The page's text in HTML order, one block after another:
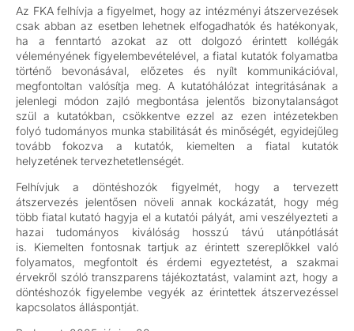
Az FKA felhívja a figyelmet, hogy az intézményi átszervezések
csak abban az esetben lehetnek elfogadhatók és hatékonyak,
ha a fenntartó azokat az ott dolgozó érintett kollégák
véleményének figyelembevételével, a fiatal kutatók folyamatba
történő bevonásával, előzetes és nyílt kommunikációval,
megfontoltan valósítja meg. A kutatóhálózat integritásának a
jelenlegi módon zajló megbontása jelentős bizonytalanságot
szül a kutatókban, csökkentve ezzel az ezen intézetekben
folyó tudományos munka stabilitását és minőségét, egyidejűleg
tovább fokozva a kutatók, kiemelten a fiatal kutatók
helyzetének tervezhetetlenségét.
Felhívjuk a döntéshozók figyelmét, hogy a tervezett
átszervezés jelentősen növeli annak kockázatát, hogy még
több fiatal kutató hagyja el a kutatói pályát, ami veszélyezteti a
hazai tudományos kiválóság hosszú távú utánpótlását
is. Kiemelten fontosnak tartjuk az érintett szereplőkkel való
folyamatos, megfontolt és érdemi egyeztetést, a szakmai
érvekről szóló transzparens tájékoztatást, valamint azt, hogy a
döntéshozók figyelembe vegyék az érintettek átszervezéssel
kapcsolatos álláspontját.